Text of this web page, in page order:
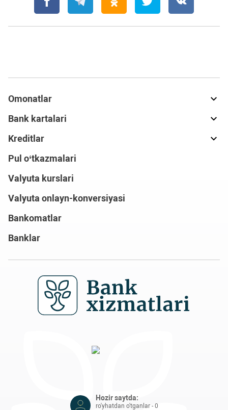
Omonatlar
Bank kartalari
Kreditlar
Pul o‘tkazmalari
Valyuta kurslari
Valyuta onlayn-konversiyasi
Bankomatlar
Banklar
Hozir saytda:
ro'yhatdan o'tganlar - 0